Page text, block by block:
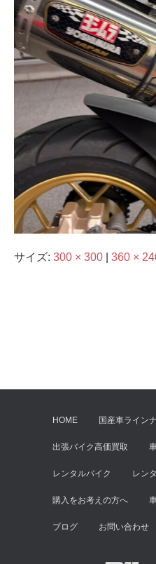
サイズ: 300 × 300 360 ×
HOME 国産車ライン
出張バイク高価買取
レンタルバイク レン
購入をお考えの方へ
ブログ お問い合わせ